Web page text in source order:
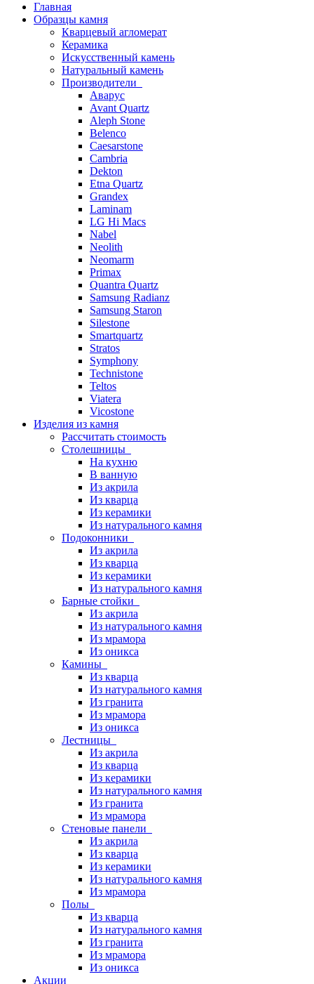
Главная
Образцы камня
Кварцевый агломерат
Керамика
Искусственный камень
Натуральный камень
Производители
Аварус
Avant Quartz
Aleph Stone
Belenco
Caesarstone
Cambria
Dekton
Etna Quartz
Grandex
Laminam
LG Hi Macs
Nabel
Neolith
Neomarm
Primax
Quantra Quartz
Samsung Radianz
Samsung Staron
Silestone
Smartquartz
Stratos
Symphony
Technistone
Teltos
Viatera
Vicostone
Изделия из камня
Рассчитать стоимость
Столешницы
На кухню
В ванную
Из акрила
Из кварца
Из керамики
Из натурального камня
Подоконники
Из акрила
Из кварца
Из керамики
Из натурального камня
Барные стойки
Из акрила
Из натурального камня
Из мрамора
Из оникса
Камины
Из кварца
Из натурального камня
Из гранита
Из мрамора
Из оникса
Лестницы
Из акрила
Из кварца
Из керамики
Из натурального камня
Из гранита
Из мрамора
Стеновые панели
Из акрила
Из кварца
Из керамики
Из натурального камня
Из мрамора
Полы
Из кварца
Из натурального камня
Из гранита
Из мрамора
Из оникса
Акции